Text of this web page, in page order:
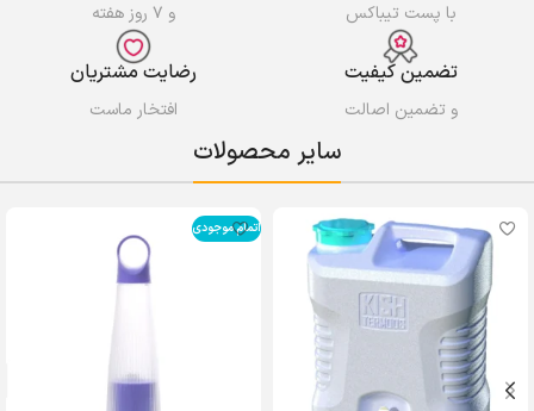
با پست تیباکس و ۷ روز هفته
تضمین کیفیت
و تضمین اصالت
رضایت مشتریان
افتخار ماست
سایر محصولات
اتمام موجودی